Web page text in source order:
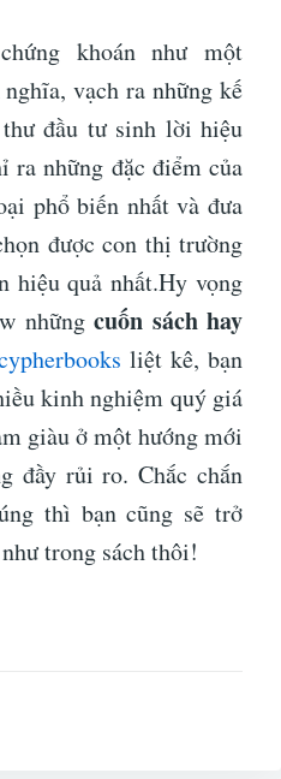
khoán như một
vạch ra những kế
đầu tư sinh lời hiệu
ra những đặc điểm của
phổ biến nhất và đưa
được con thị trường
hiệu quả nhất.Hy vọng
những cuốn sách hay
liệt kê, bạn
kinh nghiệm quý giá
giàu ở một hướng mới
đầy rủi ro. Chắc chắn
thì bạn cũng sẽ trở
trong sách thôi!